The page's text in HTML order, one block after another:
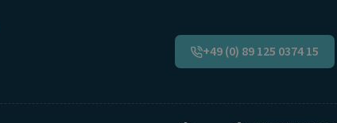
+49 (0) 89 125 0374 15